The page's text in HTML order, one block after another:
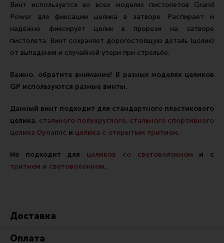
Стрелковые таймеры
Холощение и тренировки
Другие аксессуары IPSC
Экипировка
Пневматика
Стрелковые очки
Стрелковые наушники
Кобуры
Перчатки
Тактическая медицина
Винт используется во всех моделях пистолетов Grand
Power для фиксации целика в затворе. Распирает и
надёжно фиксирует целик в прорези на затворе
пистолета. Винт сохраняет дорогостоящую деталь (целик)
от выпадения и случайной утери при стрельбе.
Важно, обратите внимание! В разных моделях целиков
GP используются разные винты.
Данный винт подходит для стандартного пластикового
целика, стального полукруглого, стального спортивного
целика Dynamic и целика с открытым тритием.
Не подходит для целиков со световолокном и с
тритием и световолокном.
Доставка
Оплата